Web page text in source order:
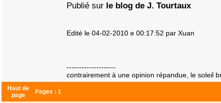
Publié sur le blog de J. Tourtaux
Edité le 04-02-2010 e 00:17:52 par Xuan
--------------------
contrairement à une opinion répandue, le soleil
Haut de
page
Pages : 1